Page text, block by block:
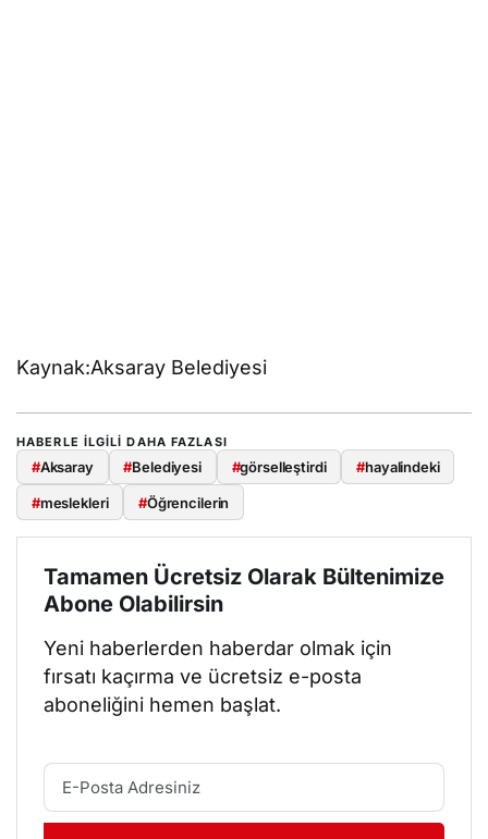
Kaynak:Aksaray Belediyesi
HABERLE ILGILI DAHA FAZLASI
#Aksaray #Belediyesi #görselleştirdi #hayalindeki
#meslekleri #Öğrencilerin
Tamamen Ücretsiz Olarak Bültenimize
Abone Olabilirsin
Yeni haberlerden haberdar olmak için
fırsatı kaçırma ve ücretsiz e-posta
aboneliğini hemen başlat.